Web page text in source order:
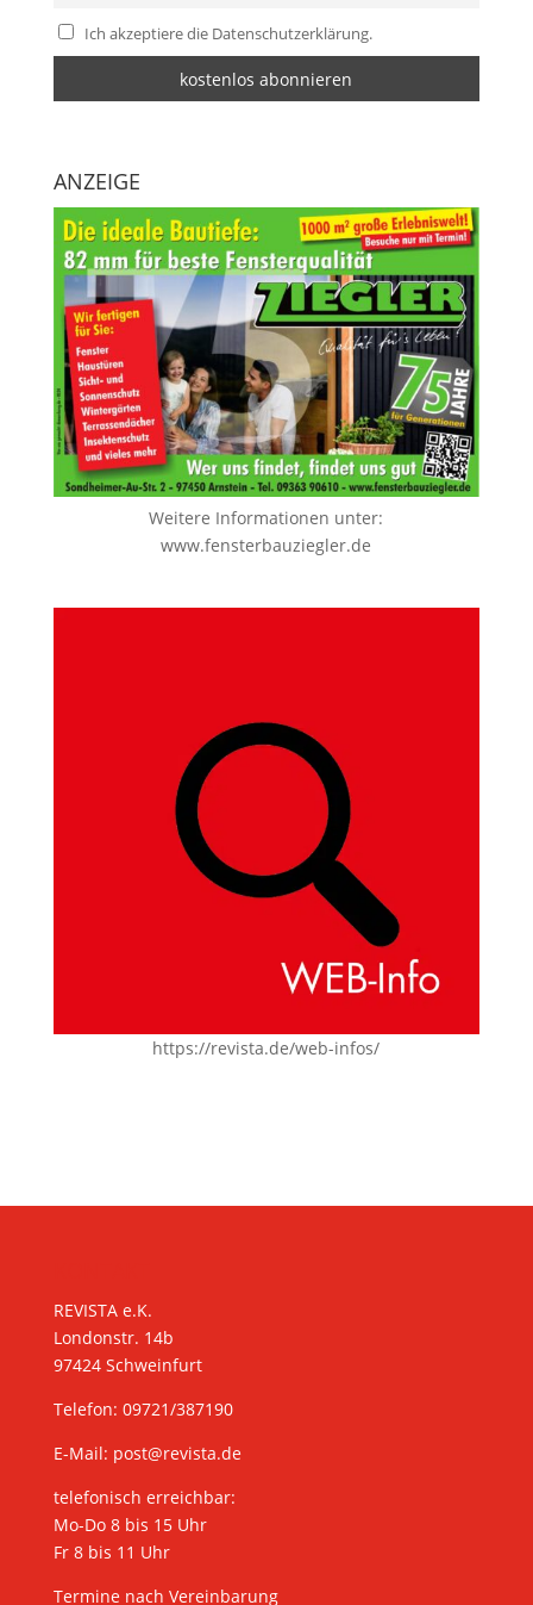
Ich akzeptiere die Datenschutzerklärung.
ANZEIGE
Weitere Informationen unter:
www.fensterbauziegler.de
https://revista.de/web-infos/
REVISTA e.K.
Londonstr. 14b
97424 Schweinfurt
Telefon: 09721/387190
E-Mail: post@revista.de
telefonisch erreichbar:
Mo-Do 8 bis 15 Uhr
Fr 8 bis 11 Uhr
Termine nach Vereinbarung